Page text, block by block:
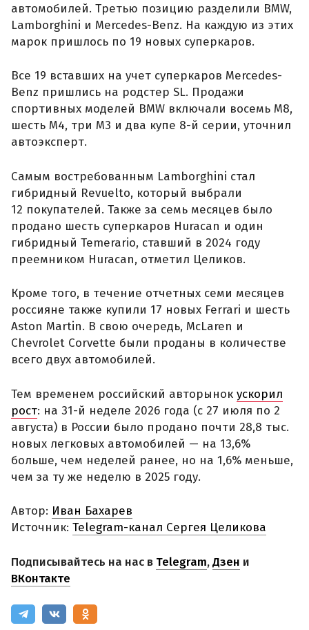
автомобилей. Третью позицию разделили BMW,
Lamborghini и Mercedes-Benz. На каждую из этих
марок пришлось по 19 новых суперкаров.
Все 19 вставших на учет суперкаров Mercedes-
Benz пришлись на родстер SL. Продажи
спортивных моделей BMW включали восемь M8,
шесть M4, три M3 и два купе 8-й серии, уточнил
автоэксперт.
Самым востребованным Lamborghini стал
гибридный Revuelto, который выбрали
12 покупателей. Также за семь месяцев было
продано шесть суперкаров Huracan и один
гибридный Temerario, ставший в 2024 году
преемником Huracan, отметил Целиков.
Кроме того, в течение отчетных семи месяцев
россияне также купили 17 новых Ferrari и шесть
Aston Martin. В свою очередь, McLaren и
Chevrolet Corvette были проданы в количестве
всего двух автомобилей.
Тем временем российский авторынок ускорил
рост: на 31-й неделе 2026 года (с 27 июля по 2
августа) в России было продано почти 28,8 тыс.
новых легковых автомобилей — на 13,6%
больше, чем неделей ранее, но на 1,6% меньше,
чем за ту же неделю в 2025 году.
Автор: Иван Бахарев
Источник: Telegram-канал Сергея Целикова
Подписывайтесь на нас в Telegram,Дзен и
ВКонтакте